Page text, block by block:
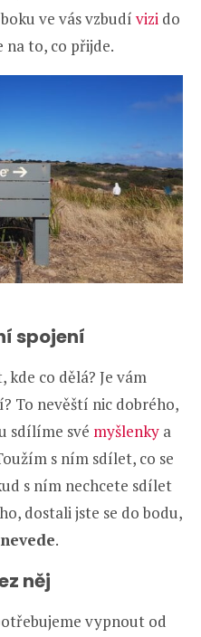
ve vás vzbudí vizi do
na to, co přijde.
spojení
co dělá? Je vám
To nevěští nic dobrého,
sdílíme své myšlenky a
s ním sdílet, co se
s ním nechcete sdílet
dostali jste se do bodu,
nevede.
něj
vypnout od